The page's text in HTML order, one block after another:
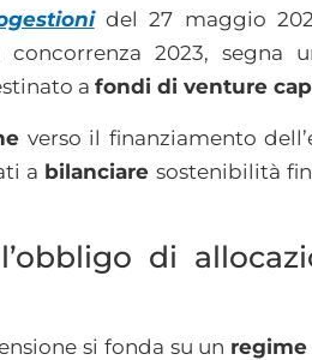
del 27 maggio
2023, segna
a fondi di venture
verso il finanziamento
a bilanciaresostenibilità
di
si fonda su un